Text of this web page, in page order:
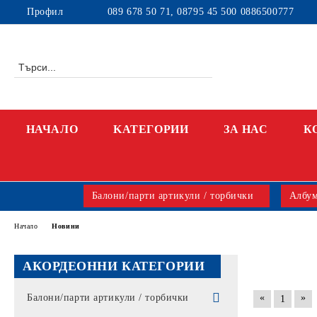
Профил 089 678 50 71, 08795 45 500 0886500777
НАЧАЛО KАТЕГОРИИ ЗА НАС
Балони/парти артикули / торбички
АКОРДЕОННИ КАТЕГОРИИ
Балони/парти артикули / торбички
Начало Новини
« 1 »